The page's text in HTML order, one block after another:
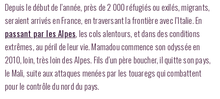
Depuis le début de l’année, près de 2 000 réfugiés ou exilés, migrants,
seraient arrivés en France, en traversant la frontière avec l’Italie. En
passant par les Alpes, les cols alentours, et dans des conditions
extrêmes, au péril de leur vie. Mamadou commence son odyssée en
2010, loin, très loin des Alpes. Fils d’un père boucher, il quitte son pays,
le Mali, suite aux attaques menées par les touaregs qui combattent
pour le contrôle du nord du pays.